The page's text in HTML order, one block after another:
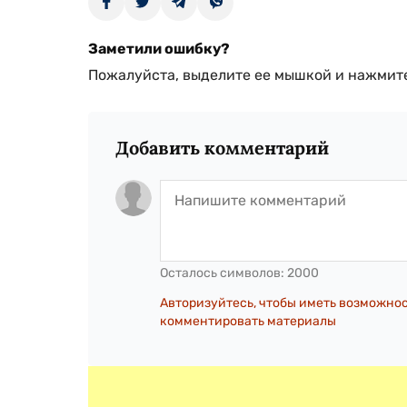
Заметили ошибку?
Пожалуйста, выделите ее мышкой и
Добавить комментарий
Осталось символов: 2000
Авторизуйтесь, чтобы иметь
комментировать материалы